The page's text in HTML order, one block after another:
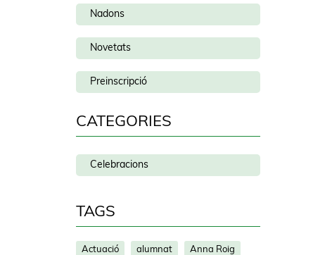
Nadons
Novetats
Preinscripció
CATEGORIES
Celebracions
TAGS
Actuació alumnat Anna Roig